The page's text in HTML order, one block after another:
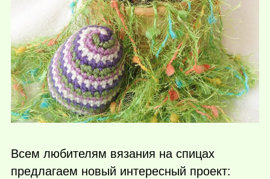
Всем любителям вязания на спицах
предлагаем новый интересный проект: